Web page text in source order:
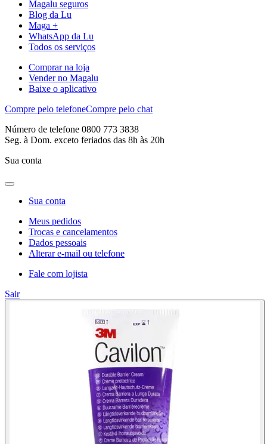
Magalu seguros
Blog da Lu
Maga +
WhatsApp da Lu
Todos os serviços
Comprar na loja
Vender no Magalu
Baixe o aplicativo
Compre pelo telefoneCompre pelo chat
Número de telefone 0800 773 3838
Seg. à Dom. exceto feriados das 8h às 20h
Sua conta
Sua conta
Meus pedidos
Trocas e cancelamentos
Dados pessoais
Alterar e-mail ou telefone
Fale com lojista
Sair